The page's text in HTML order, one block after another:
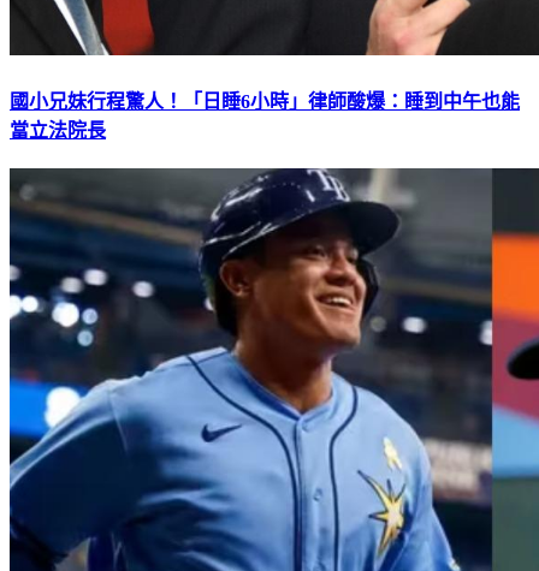
國小兄妹行程驚人！「日睡6小時」律師酸爆：睡到中午也能
當立法院長